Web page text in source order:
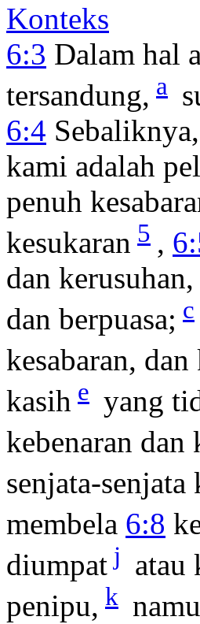
Konteks
6:3 Dalam hal
tersandung, a
6:4
kami adalah
penuh
kesukaran 5 ,
dan
dan berpuasa; c
kesabaran,
kasih e yang
kebenaran dan
senjata-senjata
membela 6:8
diumpat j atau
penipu, k